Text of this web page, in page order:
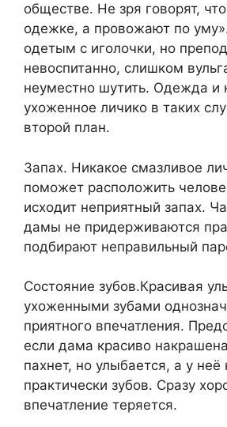
обществе. Не зря говорят,
одежке, а провожают по
одетым с иголочки, но
невоспитанно, слишком
неуместно шутить. Одежда и
ухоженное личико в таких
второй план.
Запах. Никакое смазливое
поможет расположить
исходит неприятный запах.
дамы не придерживаются
подбирают неправильный
Состояние зубов.Красивая
ухоженными зубами
приятного впечатления.
если дама красиво
пахнет, но улыбается, а у неё
практически зубов. Сразу
впечатление теряется.